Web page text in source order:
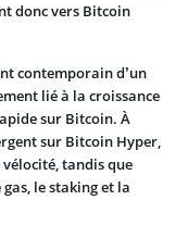
donc vers Bitcoin
contemporain d’un
lié à la croissance
sur Bitcoin. À
sur Bitcoin Hyper,
vélocité, tandis que
le staking et la